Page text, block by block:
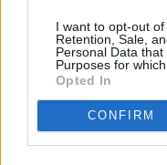
I want to opt-out of
Retention, Sale,
Personal Data
Purposes for
Opted In
CONFIRM
print
Suksesskake